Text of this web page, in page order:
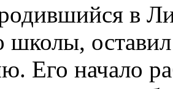
в
школы,
Его начало